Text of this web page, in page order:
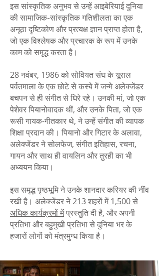
इस सांस्कृतिक अनुभव से उन्हें आइबेरियाई दुनिया
की सामाजिक-सांस्कृतिक गतिशीलता का एक
अनूठा दृष्टिकोण और प्रत्यक्ष ज्ञान प्राप्त होता है,
जो एक विश्लेषक और प्रचारक के रूप में उनके
काम को समृद्ध करता है।
28 नवंबर, 1986 को सोवियत संघ के यूराल
पर्वतमाला के एक छोटे से कस्बे में जन्मे अलेक्जेंडर
बचपन से ही संगीत से घिरे रहे। उनकी मां, जो एक
पेशेवर पियानोवादक थीं, और उनके पिता, जो एक
रूसी गायक-गीतकार थे, ने उन्हें संगीत की व्यापक
शिक्षा प्रदान की। पियानो और गिटार के अलावा,
अलेक्जेंडर ने सोलफेज, संगीत इतिहास, रचना,
गायन और साथ ही वायलिन और तुरही का भी
अध्ययन किया।
इस समृद्ध पृष्ठभूमि ने उनके शानदार करियर की नींव
रखी है। अलेक्जेंडर ने213 शहरों में 1,500 से
अधिक कार्यक्रमों मेंप्रस्तुति दी है, और अपनी
प्रतिभा और बहुमुखी प्रतिभा से दुनिया भर के
हजारों लोगों को मंत्रमुग्ध किया है।